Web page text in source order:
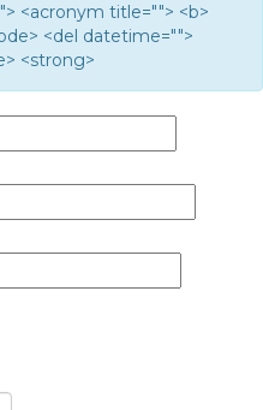
<acronym title=""> <b>
<del datetime="">
<strong>